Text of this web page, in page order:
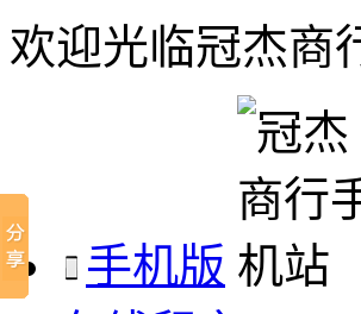
欢迎光临冠杰商
手机版